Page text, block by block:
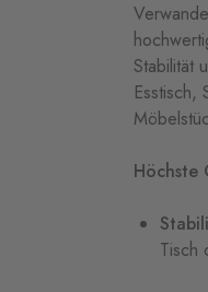
Stabilität
Esstisch,
Höchste
Tisch